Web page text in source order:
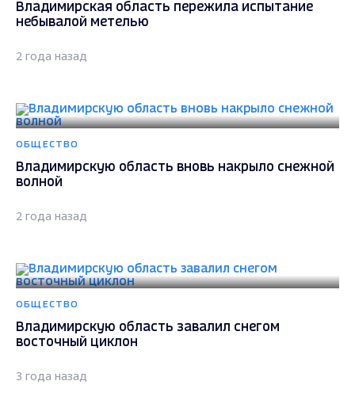
Владимирская область пережила испытание
небывалой метелью
2 года назад
ОБЩЕСТВО
Владимирскую область вновь накрыло снежной
волной
2 года назад
ОБЩЕСТВО
Владимирскую область завалил снегом
восточный циклон
3 года назад